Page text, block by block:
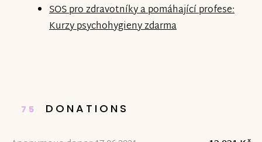
SOS pro zdravotníky a pomáhající profese:
Kurzy psychohygieny zdarma
75 DONATIONS